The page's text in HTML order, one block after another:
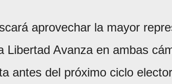
aprovechar la mayor
Libertad Avanza en ambas
antes del próximo ciclo